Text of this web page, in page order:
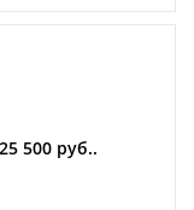
25 500 руб..